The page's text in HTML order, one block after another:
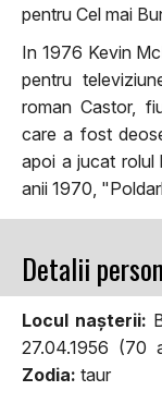
pentru Cel mai
In 1976 Kevin
pentru
roman Castor,
care a fost
apoi a jucat rolul
anii 1970,
Detalii
Locul naşterii:
27.04.1956 (70
Zodia: taur